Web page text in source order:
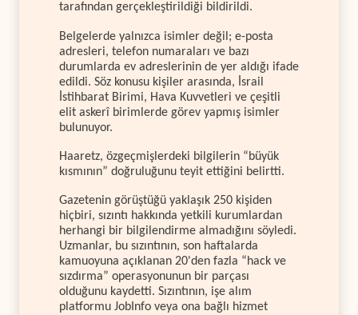
tarafından gerçekleştirildiği bildirildi.
Belgelerde yalnızca isimler değil; e-posta
adresleri, telefon numaraları ve bazı
durumlarda ev adreslerinin de yer aldığı ifade
edildi. Söz konusu kişiler arasında, İsrail
İstihbarat Birimi, Hava Kuvvetleri ve çeşitli
elit askerî birimlerde görev yapmış isimler
bulunuyor.
Haaretz, özgeçmişlerdeki bilgilerin “büyük
kısmının” doğruluğunu teyit ettiğini belirtti.
Gazetenin görüştüğü yaklaşık 250 kişiden
hiçbiri, sızıntı hakkında yetkili kurumlardan
herhangi bir bilgilendirme almadığını söyledi.
Uzmanlar, bu sızıntının, son haftalarda
kamuoyuna açıklanan 20'den fazla “hack ve
sızdırma” operasyonunun bir parçası
olduğunu kaydetti. Sızıntının, işe alım
platformu JobInfo veya ona bağlı hizmet